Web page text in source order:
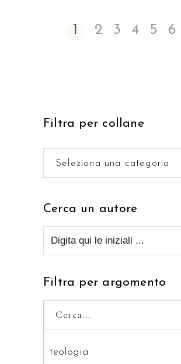
1 2 3 4 5 6
Filtra per collane
Seleziona una categoria
Cerca un autore
Filtra per argomento
teologia